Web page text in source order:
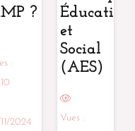
?
:
2024
Éducatif
et
Social
(AES)
Vues :